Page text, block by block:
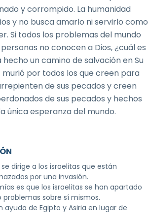
y corrompido. La humanidad
y no busca amarlo ni servirlo como
Si todos los problemas del mundo
no conocen a Dios, ¿cuál es
hecho un camino de salvación en Su
murió por todos los que creen para
de sus pecados y creen
de sus pecados y hechos
única esperanza del mundo.
dirige a los israelitas que están
por una invasión.
es que los israelitas se han apartado
problemas sobre sí mismos.
ayuda de Egipto y Asiria en lugar de